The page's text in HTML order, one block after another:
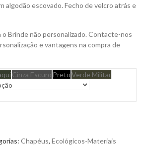
algodão escovado. Fecho de velcro atrás e
Brinde não personalizado. Contacte-nos
e vantagens na compra de
Cinza Escuro PretoVerde Militar
Chapéus, Ecológicos-Materiais